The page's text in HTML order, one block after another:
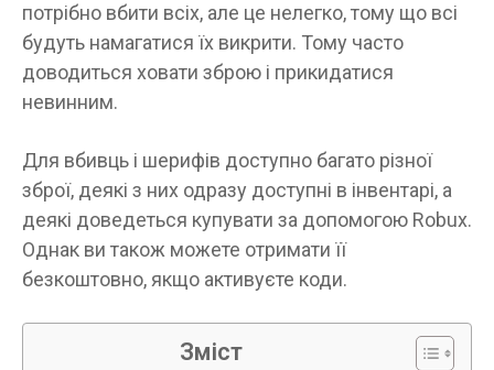
потрібно вбити всіх, але це нелегко, тому що всі
будуть намагатися їх викрити. Тому часто
доводиться ховати зброю і прикидатися
невинним.
Для вбивць і шерифів доступно багато різної
зброї, деякі з них одразу доступні в інвентарі, а
деякі доведеться купувати за допомогою Robux.
Однак ви також можете отримати її
безкоштовно, якщо активуєте коди.
Зміст